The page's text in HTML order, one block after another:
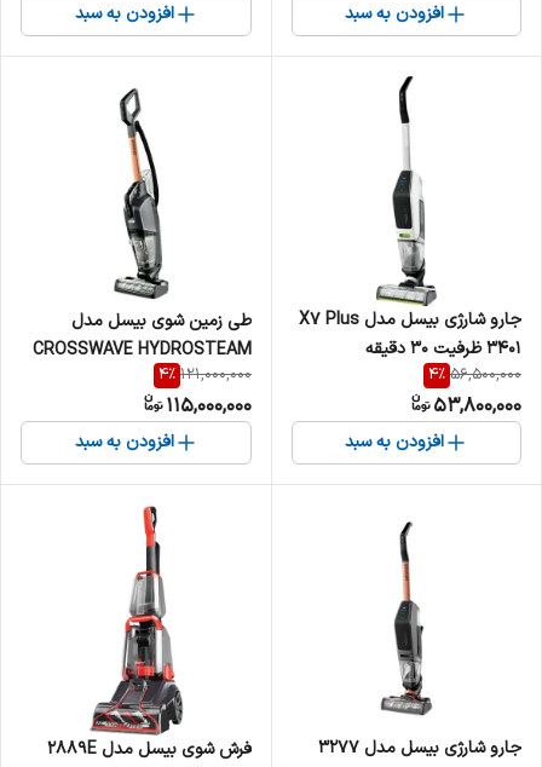
افزودن به سبد افزودن به سبد
جارو شارژی بیسل مدل X7 Plus
3401 ظرفیت ۳۰ دقیقه
56,500,000
4%
53,800,000
افزودن به سبد
طی زمین شوی بیسل مدل
CROSSWAVE HYDROSTEAM
121,000,000
4%
115,000,000
افزودن به سبد
جارو شارژی بیسل مدل 3277
فرش شوی بیسل مدل 2889E